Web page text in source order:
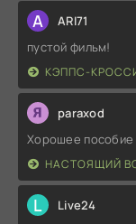
A ARI71
пустой фильм!
КЭППС-
paraxod
Хорошее пособие
НАСТОЯЩИЙ
L Live24